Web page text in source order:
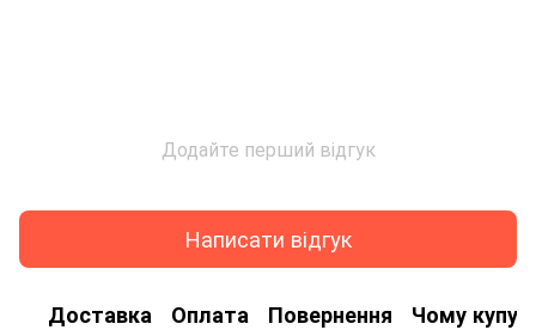
Додайте перший відгук
Написати відгук
Доставка Оплата Повернення Чому